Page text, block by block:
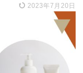
2023年7月20日